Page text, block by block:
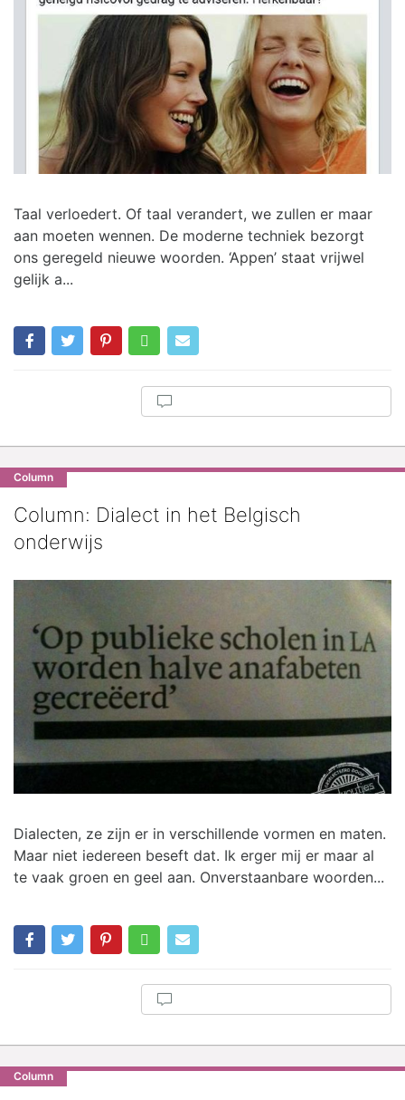
Taal verloedert. Of taal verandert, we zullen er maar
aan moeten wennen. De moderne techniek bezorgt
ons geregeld nieuwe woorden. ‘Appen’ staat vrijwel
gelijk a...
Column
Column: Dialect in het Belgisch
onderwijs
Dialecten, ze zijn er in verschillende vormen en maten.
Maar niet iedereen beseft dat. Ik erger mij er maar al
te vaak groen en geel aan. Onverstaanbare woorden...
Column